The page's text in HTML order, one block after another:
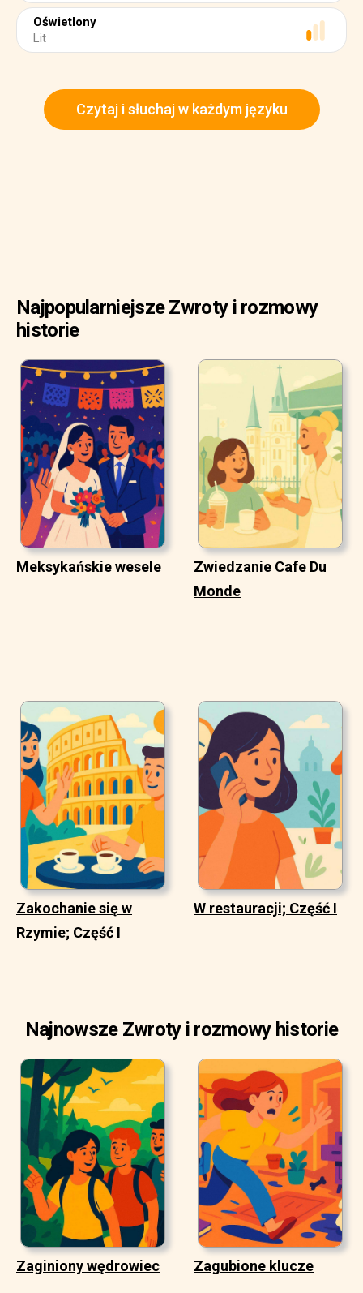
Oświetlony
Lit
Czytaj i słuchaj w każdym języku
Najpopularniejsze Zwroty i rozmowy
historie
Meksykańskie wesele
Zwiedzanie Cafe Du
Monde
Zakochanie się w
Rzymie; Część I
W restauracji; Część I
Najnowsze Zwroty i rozmowy historie
Zaginiony wędrowiec Zagubione klucze